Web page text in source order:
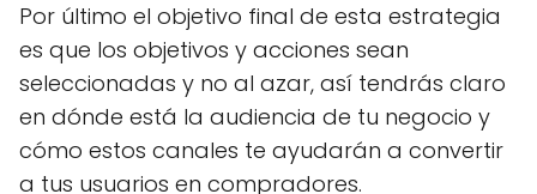
Por último el objetivo final de esta estrategia
es que los objetivos y acciones sean
seleccionadas y no al azar, así tendrás claro
en dónde está la audiencia de tu negocio y
cómo estos canales te ayudarán a convertir
a tus usuarios en compradores.